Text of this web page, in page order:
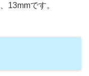
13mmです。